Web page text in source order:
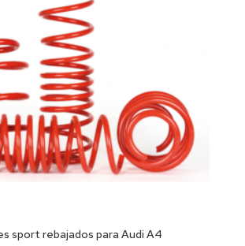
sport rebajados para Audi A4